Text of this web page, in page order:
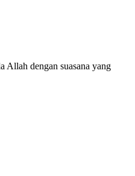
Allah dengan suasana yang